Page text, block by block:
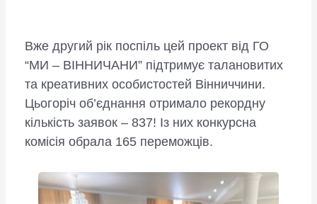
Вже другий рік поспіль цей проект від ГО
“МИ – ВІННИЧАНИ” підтримує талановитих
та креативних особистостей Вінниччини.
Цьогоріч об’єднання отримало рекордну
кількість заявок – 837! Із них конкурсна
комісія обрала 165 переможців.